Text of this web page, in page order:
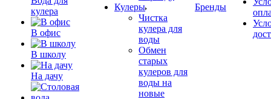
кулера
В офис
В школу
На дачу
Кулеры
Чистка
кулера для
воды
Обмен
старых
кулеров для
воды на
новые
Бренды